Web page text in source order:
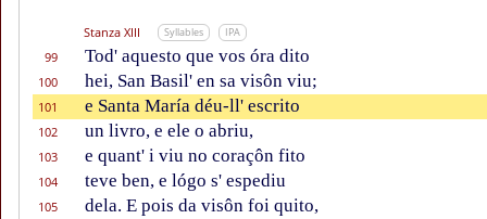
Stanza XIII Syllables IPA
99 Tod' aquesto que vos óra dito
100 hei, San Basil' en sa visôn viu;
101 e Santa María déu-ll' escrito
102 un livro, e ele o abriu,
103 e quant' i viu no coraçôn fito
104 teve ben, e lógo s' espediu
105 dela. E pois da visôn foi quito,